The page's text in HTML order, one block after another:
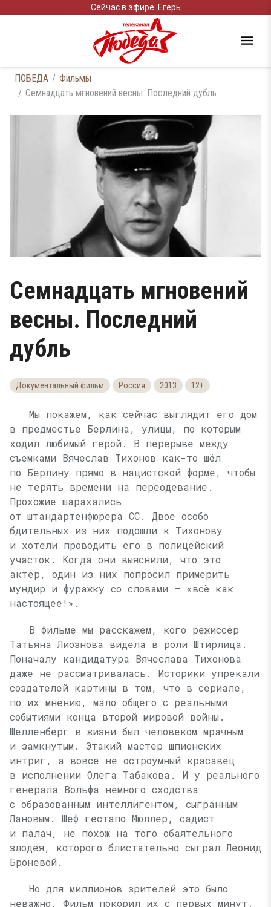
Сейчас в эфире: Егерь
ПОБЕДА
Фильмы
Семнадцать мгновений весны. Последний дубль
Семнадцать мгновений
весны. Последний
дубль
Документальный фильм Россия 2013 12+
Мы покажем, как сейчас выглядит его дом
в предместье Берлина, улицы, по которым
ходил любимый герой. В перерыве между
съемками Вячеслав Тихонов как-то шёл
по Берлину прямо в нацистской форме, чтобы
не терять времени на переодевание.
Прохожие шарахались
от штандартенфюрера СС. Двое особо
бдительных из них подошли к Тихонову
и хотели проводить его в полицейский
участок. Когда они выяснили, что это
актер, один из них попросил примерить
мундир и фуражку со словами — «всё как
настоящее!».
В фильме мы расскажем, кого режиссер
Татьяна Лиознова видела в роли Штирлица.
Поначалу кандидатура Вячеслава Тихонова
даже не рассматривалась. Историки упрекали
создателей картины в том, что в сериале,
по их мнению, мало общего с реальными
событиями конца второй мировой войны.
Шелленберг в жизни был человеком мрачным
и замкнутым. Этакий мастер шпионских
интриг, а вовсе не остроумный красавец
в исполнении Олега Табакова. И у реального
генерала Вольфа немного сходства
с образованным интеллигентом, сыгранным
Лановым. Шеф гестапо Мюллер, садист
и палач, не похож на того обаятельного
злодея, которого блистательно сыграл Леонид
Броневой.
Но для миллионов зрителей это было
неважно. Фильм покорил их с первых минут.